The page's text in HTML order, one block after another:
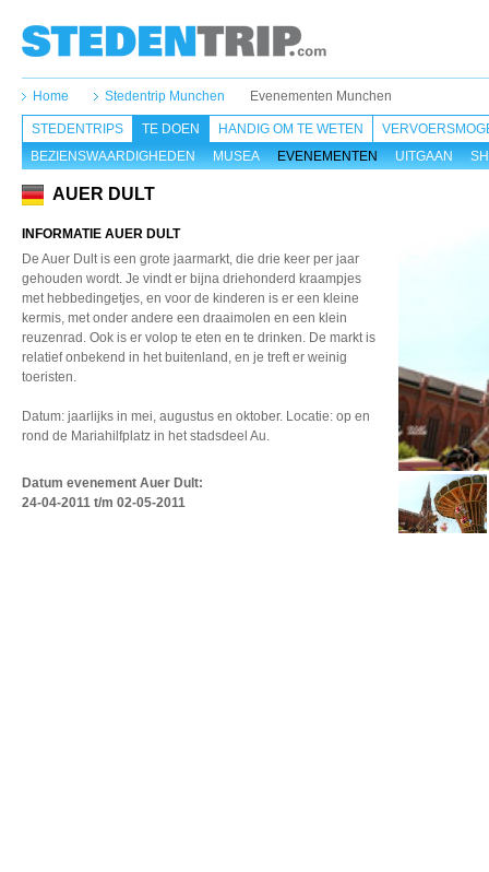
Home Stedentrip Munchen Evenementen Munchen
STEDENTRIPS
TE DOEN
BEZIENSWAARDIGHEDEN
MUSEA EVENEMENTEN UITGAAN
HANDIG OM TE WETEN
AUER DULT
INFORMATIE AUER DULT
De Auer Dult is een grote jaarmarkt, die drie keer per jaar
gehouden wordt. Je vindt er bijna driehonderd kraampjes
met hebbedingetjes, en voor de kinderen is er een kleine
kermis, met onder andere een draaimolen en een klein
reuzenrad. Ook is er volop te eten en te drinken. De markt is
relatief onbekend in het buitenland, en je treft er weinig
toeristen.
Datum: jaarlijks in mei, augustus en oktober. Locatie: op en
rond de Mariahilfplatz in het stadsdeel Au.
Datum evenement Auer Dult:
24-04-2011 t/m 02-05-2011